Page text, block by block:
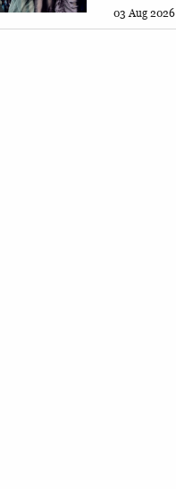
03 Aug 2026